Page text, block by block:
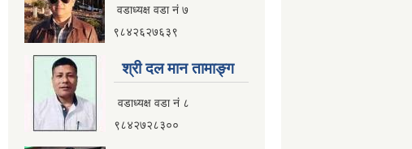
वडाध्यक्ष वडा नं ७
९८४२६२७६३९
श्री दल मान तामाङ्ग
वडाध्यक्ष वडा नं ८
९८४२७२८३००